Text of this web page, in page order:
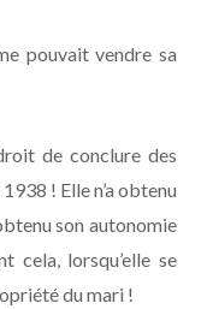
pouvait vendre sa
de conclure des
! Elle n’a obtenu
son autonomie
cela, lorsqu’elle se
du mari !